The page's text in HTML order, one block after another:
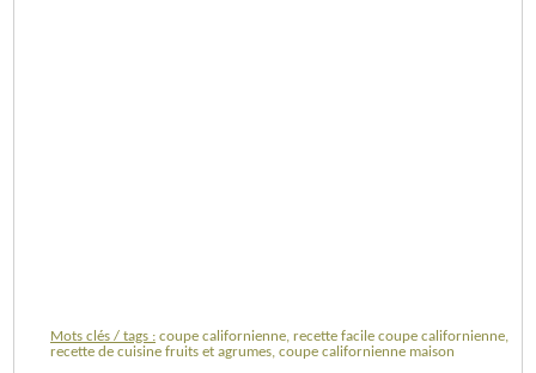
Mots clés / tags : coupe californienne, recette facile coupe californienne,
recette de cuisine fruits et agrumes, coupe californienne maison